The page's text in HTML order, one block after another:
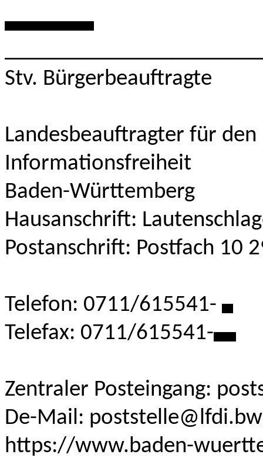
********
Stv. Bürgerbeauftragte
Landesbeauftragter für
Informationsfreiheit
Baden-Württemberg
Hausanschrift:
Postanschrift: Postfach 10
Telefon: 0711/615541- *
Telefax: 0711/615541-**
Zentraler Posteingang:
De-Mail:
‍https://www.baden-